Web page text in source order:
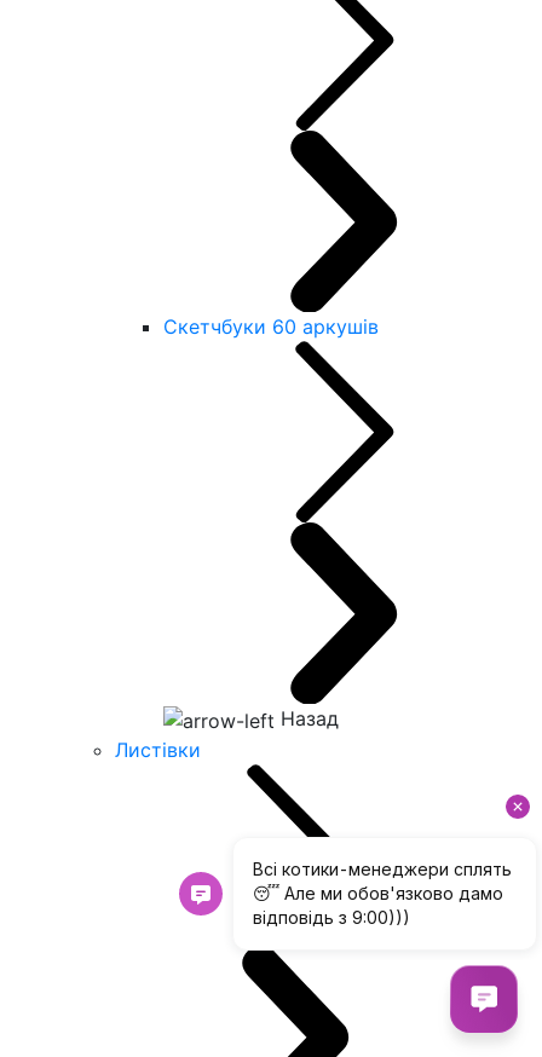
Скетчбуки 60 аркушів
Назад
Листівки